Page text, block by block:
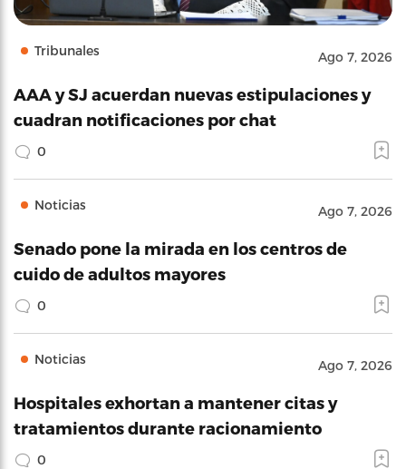
Tribunales Ago 7, 2026
AAA y SJ acuerdan nuevas estipulaciones y
cuadran notificaciones por chat
0
Noticias Ago 7, 2026
Senado pone la mirada en los centros de
cuido de adultos mayores
0
Noticias Ago 7, 2026
Hospitales exhortan a mantener citas y
tratamientos durante racionamiento
0